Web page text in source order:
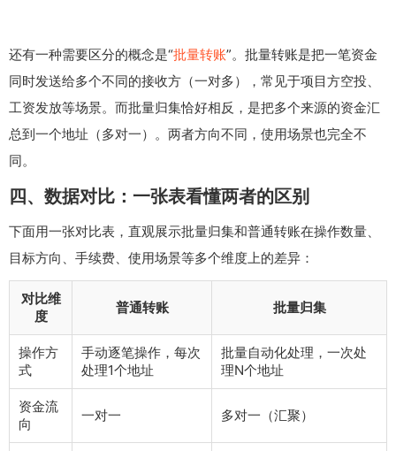
还有一种需要区分的概念是“批量转账”。批量转账是把一笔资金
同时发送给多个不同的接收方（一对多），常见于项目方空投、
工资发放等场景。而批量归集恰好相反，是把多个来源的资金汇
总到一个地址（多对一）。两者方向不同，使用场景也完全不
同。
四、数据对比：一张表看懂两者的区别
下面用一张对比表，直观展示批量归集和普通转账在操作数量、
目标方向、手续费、使用场景等多个维度上的差异：
对比维
度
普通转账 批量归集
操作方
式
手动逐笔操作，每次
处理1个地址
批量自动化处理，一次处
理N个地址
资金流
向
一对一 多对一（汇聚）